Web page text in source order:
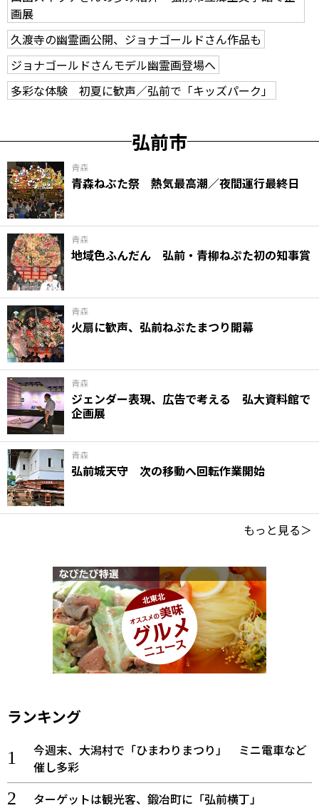
画展
久渡寺の幽霊画公開、ジョナゴールドさん作品も
ジョナゴールドさんモデル幽霊画登場へ
多彩な体験 初夏に歓声／弘前で「キッズパーク」
弘前市
青森
青森ねぶた祭 熱気最高潮／夜間運行最終日
青森
地域色ふんだん 弘前・青柳ねぷた初の知事賞
青森
火扇に歓声、弘前ねぷたまつり開幕
青森
ジェンダー表現、広告で考える 弘大資料館で
企画展
青森
弘前城天守 次の移動へ回転作業開始
もっと見る＞
ランキング
今週末、大潟村で「ひまわりまつり」 ミニ電車など
催し多彩
ターゲットは観光客、鍛冶町に「弘前横丁」